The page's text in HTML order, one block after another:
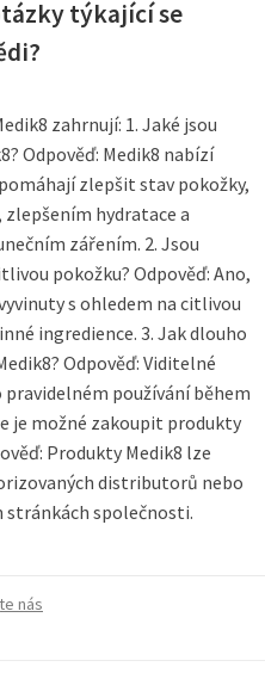
týkající se
zahrnují: 1. Jaké jsou
Odpověď: Medik8 nabízí
zlepšit stav pokožky,
hydratace a
zářením. 2. Jsou
pokožku? Odpověď: Ano,
s ohledem na citlivou
ingredience. 3. Jak dlouho
Odpověď: Viditelné
pravidelném používání během
je možné zakoupit produkty
Produkty Medik8 lze
distributorů nebo
stránkách společnosti.
nás